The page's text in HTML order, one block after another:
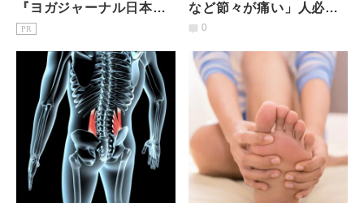
『ヨガジャーナル日本
版』予約購読のご案内
PR
など節々が痛い」人必
見…固まった関節に潤い
気功」
0